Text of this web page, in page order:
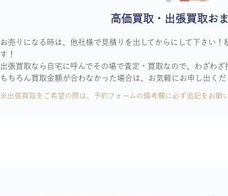
高価買取・出張買取お
お売りになる時は、他社様で見積りを出してからにして下さい
す！
出張買取なら自宅に呼んでその場で査定・買取なので、わざわざ
もちろん買取金額が合わなかった場合は、お気軽にお申し出くだ
※出張買取をご希望の際は、予約フォームの備考欄に必ず追記をお願